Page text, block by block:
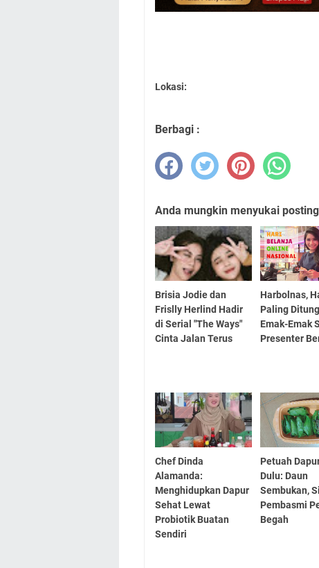
Lokasi:
Berbagi :
Anda mungkin menyukai
Brisia Jodie dan
Frislly Herlind Hadir
di Serial "The Ways"
Cinta Jalan Terus
Harbolnas,
Paling
Emak-Emak
Presenter
Chef Dinda
Alamanda:
Menghidupkan Dapur
Sehat Lewat
Probiotik Buatan
Sendiri
Petuah
Dulu: Daun
Sembukan, Si
Pembasmi
Begah